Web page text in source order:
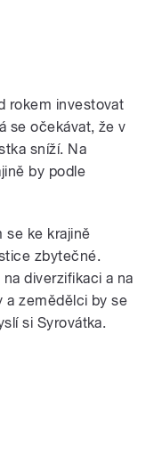
rokem investovat
se očekávat, že v
sníží. Na
by podle
se ke krajině
zbytečné.
diverzifikaci a na
a zemědělci by se
si Syrovátka.